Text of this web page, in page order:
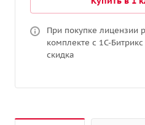
При покупке лицензии
комплекте с 1С-
скидка